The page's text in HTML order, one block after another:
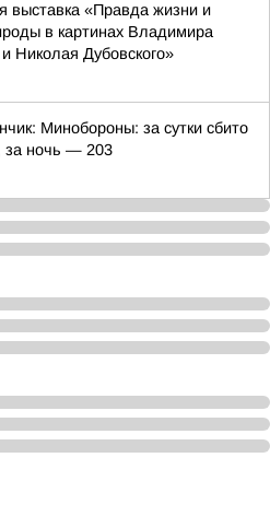
выставка «Правда жизни и
в картинах Владимира
и Николая Дубовского»
Минобороны: за сутки сбито
за ночь — 203